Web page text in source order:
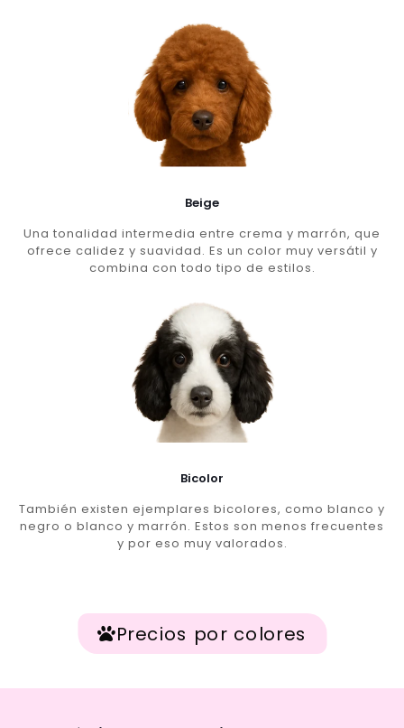
Beige
Una tonalidad intermedia entre crema y marrón, que
ofrece calidez y suavidad. Es un color muy versátil y
combina con todo tipo de estilos.
Bicolor
También existen ejemplares bicolores, como blanco y
negro o blanco y marrón. Estos son menos frecuentes
y por eso muy valorados.
Precios por colores